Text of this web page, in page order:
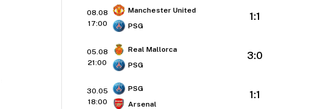
08.08
17:00
Manchester United
PSG
1:1
05.08
21:00
Real Mallorca
PSG
3:0
30.05
18:00
PSG
Arsenal
1:1